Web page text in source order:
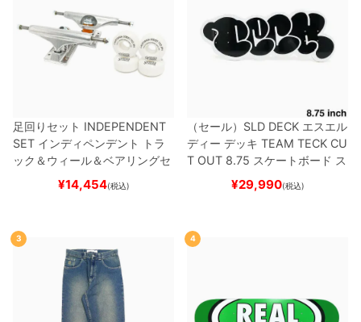
足回りセット INDEPENDENT
SET インディペンデント
トラ
ック＆ウィール＆ベアリングセ
（トリック用）
ード スケボー
¥14,454(税込)
（セール） SLD DECK エスエル
ディー デッキ TEAM TECK CU
T OUT 8.75 スケートボード ス
¥29,990(税込)
3 4